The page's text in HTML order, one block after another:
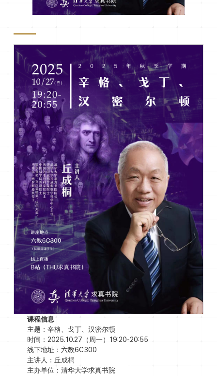
课程信息
主题：辛格、戈丁、汉密尔顿
时间：2025.10.27（周一）19:20-20:55
线下地址：六教6C300
主讲人：丘成桐
主办单位：清华大学求真书院